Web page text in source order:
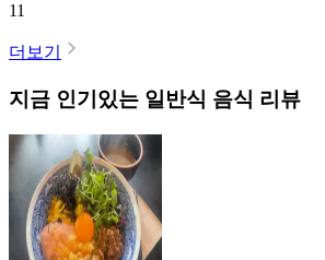
11
더보기
지금 인기있는 일반식 음식 리뷰